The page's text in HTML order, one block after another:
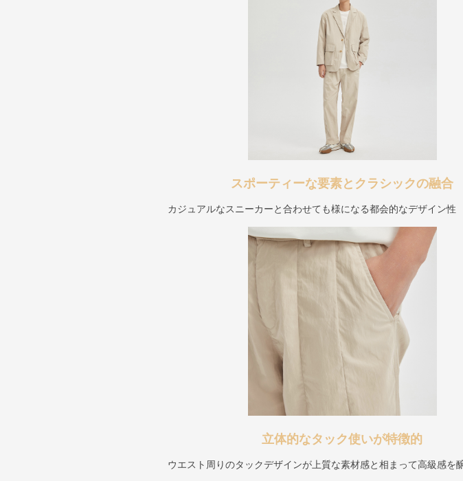
スポーティーな要素とクラシックの融合
カジュアルなスニーカーと合わせても様になる都会的なデザイン性
立体的なタック使いが特徴的
ウエスト周りのタックデザインが上質な素材感と相まって高級感を